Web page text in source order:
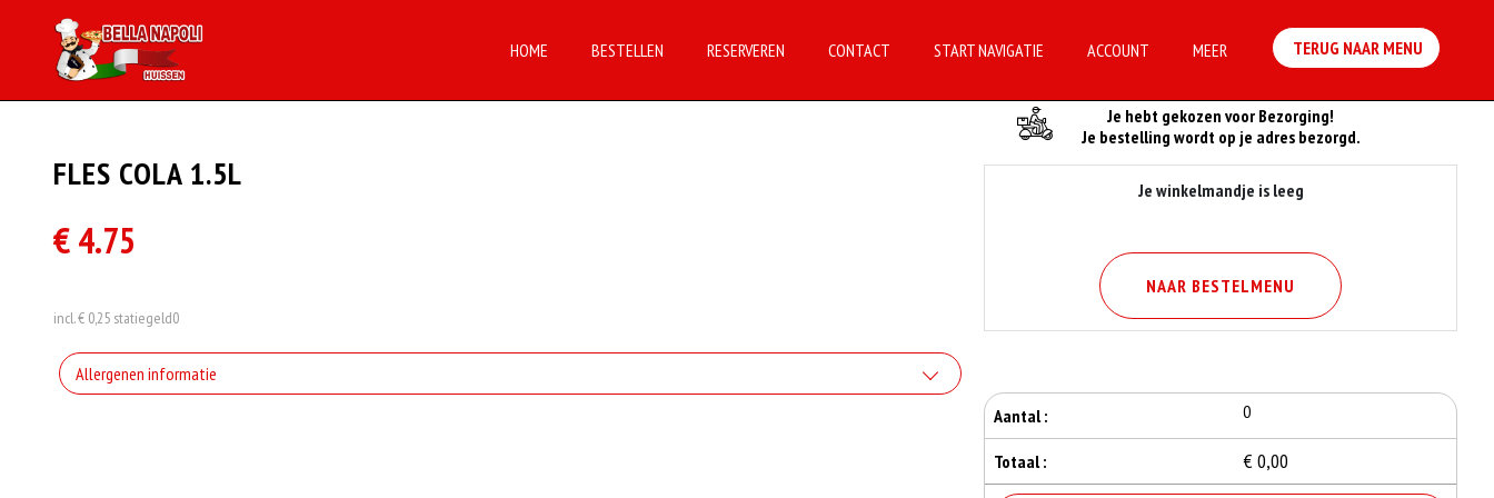
HOME BESTELLEN RESERVEREN CONTACT START NAVIGATIE ACCOUNT MEER TERUG NAAR MENU
FLES COLA 1.5L
€ 4.75
incl. € 0,25 statiegeld0
Allergenen informatie
Je hebt gekozen voor Bezorging!
Je bestelling wordt op je adres bezorgd.
Je winkelmandje is leeg
NAAR BESTELMENU
Aantal : 0
Totaal : € 0,00
Je Bestelling